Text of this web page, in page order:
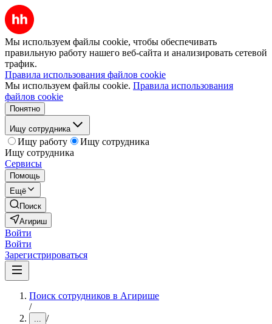
Мы используем файлы cookie, чтобы обеспечивать
правильную работу нашего веб-сайта и анализировать сетевой
трафик.
Правила использования файлов cookie
Мы используем файлы cookie. Правила использования
файлов cookie
Понятно
Ищу сотрудника
Ищу работу
Ищу сотрудника
Ищу сотрудника
Сервисы
Помощь
Ещё
Поиск
Агириш
Войти
Войти
Зарегистрироваться
Поиск сотрудников в Агирише
/
... /